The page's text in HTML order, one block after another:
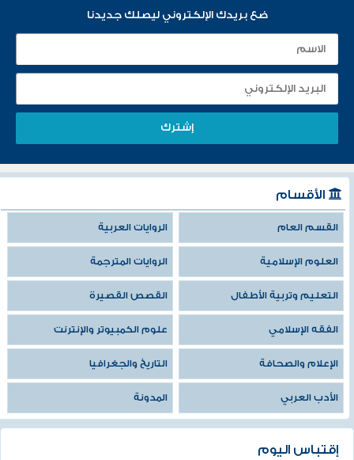
ضع بريدك الإلكتروني ليصلك جديدنا
الأقسام
القسم العام الروايات العربية
العلوم الإسلامية الروايات المترجمة
التعليم وتربية الأطفال القصص القصيرة
الفقه الإسلامي علوم الكمبيوتر والإنترنت
الإعلام والصحافة التاريخ والجغرافيا
الأدب العربي المدونة
إقتباس اليوم